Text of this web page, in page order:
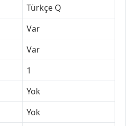
Türkçe Q
Var
Var
1
Yok
Yok